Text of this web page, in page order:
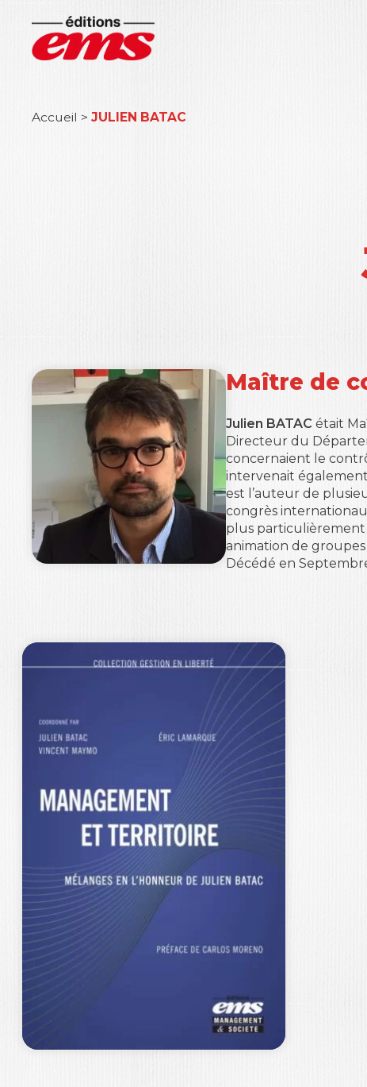
Accueil > JULIEN BATAC
Maître de
Julien BATAC était
Directeur du
concernaient le
intervenait
est l’auteur de
congrès
plus particulièrement
animation de
Décédé en